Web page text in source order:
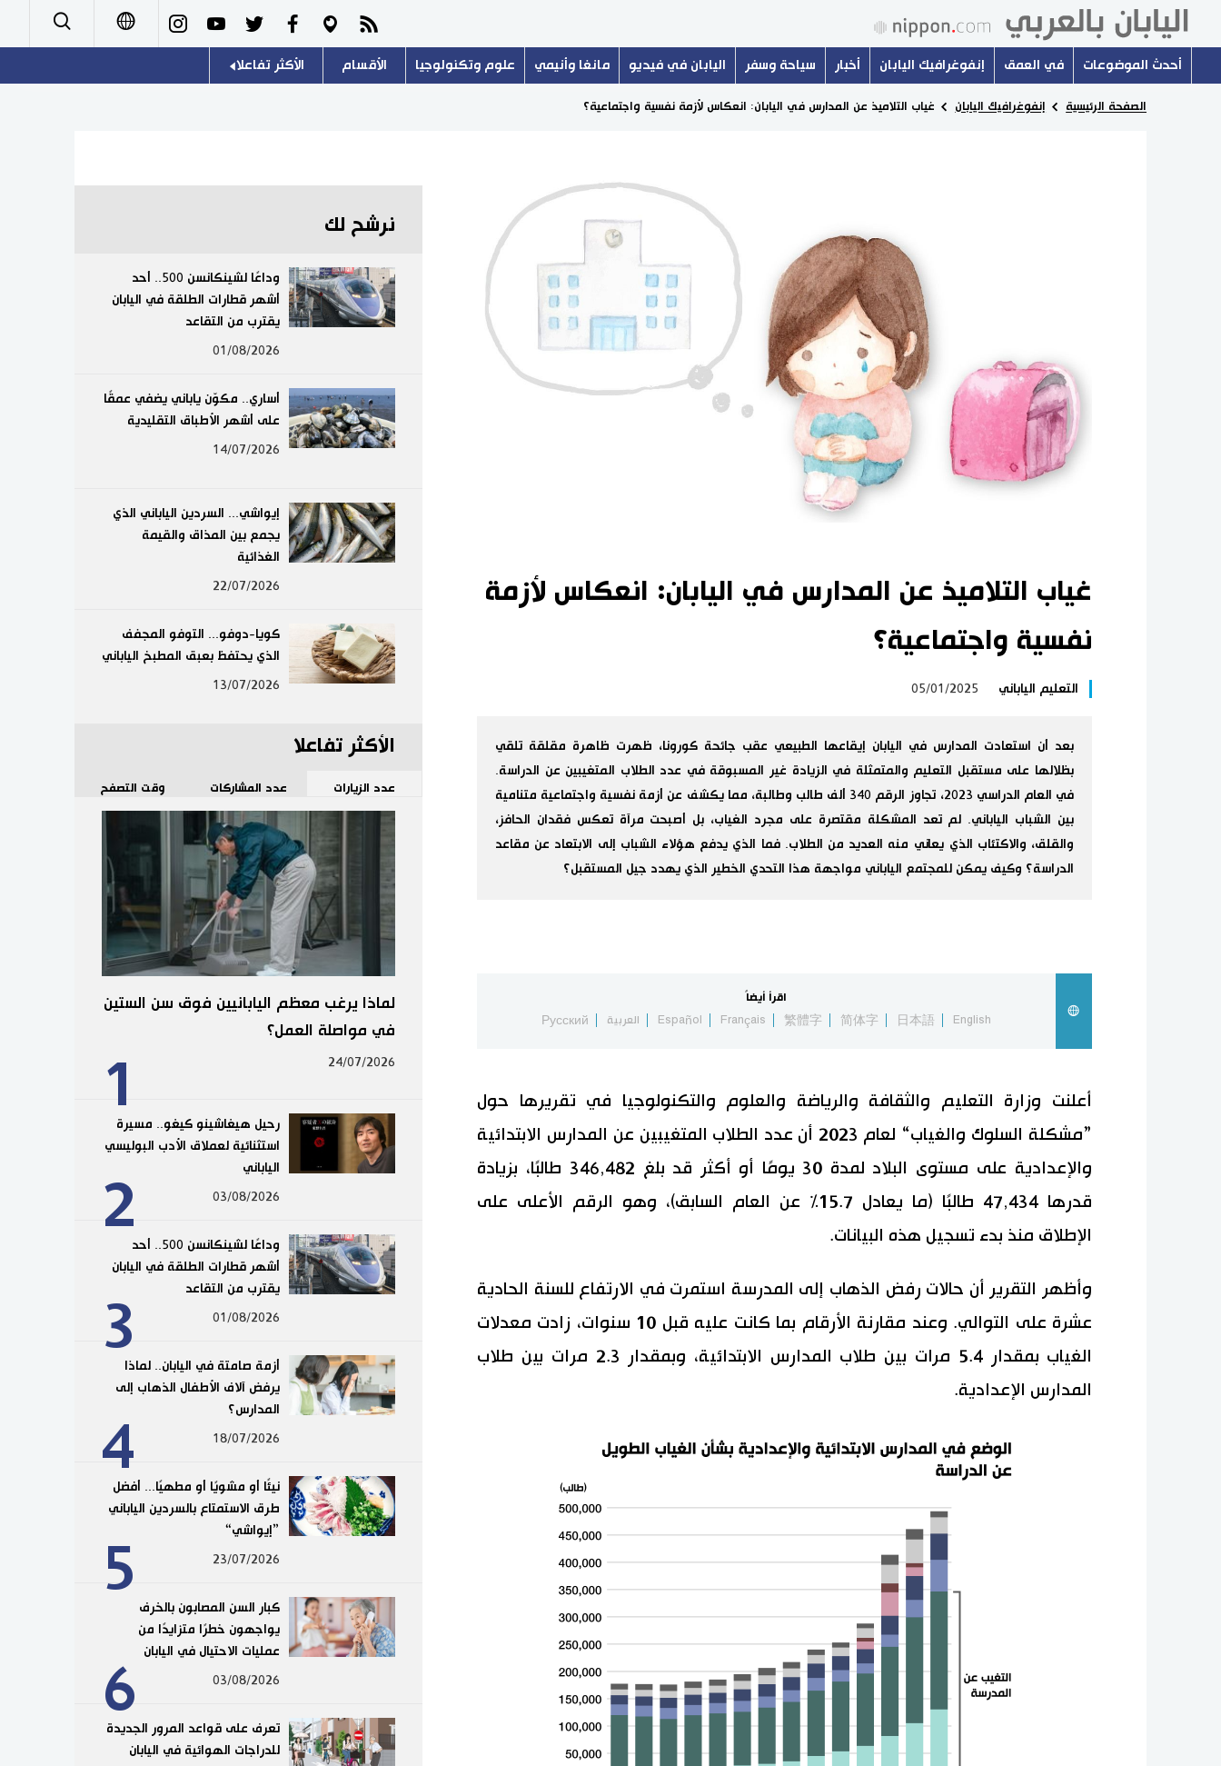
Español
أحدث الموضوعات في العمق إنفوغرافيك اليابان أخبار سياحة وسفر اليابان في فيديو مانغا وأنيمي علوم وتكنولوجيا الأقسام
اقتصاد
لايف ستايل
إعلان
الأكثر تفاعلا
الصفحة الرئيسية إنفوغرافيك اليابان غياب التلاميذ عن المدارس في اليابان: انعكاس لأزمة نفسية واجتماعية؟
غياب التلاميذ عن المدارس في اليابان: انعكاس لأزمة
نفسية واجتماعية؟
التعليم الياباني 05/01/2025
بعد أن استعادت المدارس في اليابان إيقاعها الطبيعي عقب جائحة كورونا، ظهرت ظاهرة مقلقة تلقي
بظلالها على مستقبل التعليم والمتمثلة في الزيادة غير المسبوقة في عدد الطلاب المتغيبين عن الدراسة.
في العام الدراسي 2023، تجاوز الرقم 340 ألف طالب وطالبة، مما يكشف عن أزمة نفسية واجتماعية متنامية
بين الشباب الياباني. لم تعد المشكلة مقتصرة على مجرد الغياب، بل أصبحت مرآة تعكس فقدان الحافز،
والقلق، والاكتئاب الذي يعاني منه العديد من الطلاب. فما الذي يدفع هؤلاء الشباب إلى الابتعاد عن مقاعد
الدراسة؟ وكيف يمكن للمجتمع الياباني مواجهة هذا التحدي الخطير الذي يهدد جيل المستقبل؟
اقرأ أيضاً
English
日本語
简体字
繁體字
Français
Español العربية Русский
أعلنت وزارة التعليم والثقافة والرياضة والعلوم والتكنولوجيا في تقريرها حول
”مشكلة السلوك والغياب“ لعام 2023 أن عدد الطلاب المتغيبين عن المدارس الابتدائية
والإعدادية على مستوى البلاد لمدة 30 يومًا أو أكثر قد بلغ 346,482 طالبًا، بزيادة
قدرها 47,434 طالبًا (ما يعادل 15.7% عن العام السابق)، وهو الرقم الأعلى على
الإطلاق منذ بدء تسجيل هذه البيانات.
وأظهر التقرير أن حالات رفض الذهاب إلى المدرسة استمرت في الارتفاع للسنة الحادية
عشرة على التوالي. وعند مقارنة الأرقام بما كانت عليه قبل 10 سنوات، زادت معدلات
الغياب بمقدار 5.4 مرات بين طلاب المدارس الابتدائية، وبمقدار 2.3 مرات بين طلاب
المدارس الإعدادية.
نرشح لك
وداعًا لشينكانسن 500.. أحد
أشهر قطارات الطلقة في اليابان
يقترب من التقاعد
01/08/2026
أساري.. مكوّن ياباني يضفي عمقًا
على أشهر الأطباق التقليدية
14/07/2026
إيواشي... السردين الياباني الذي
يجمع بين المذاق والقيمة
الغذائية
22/07/2026
كويا-دوفو... التوفو المجفف
الذي يحتفظ بعبق المطبخ الياباني
13/07/2026
الأكثر تفاعلا
عدد الزيارات عدد المشاركات وقت التصفح
1
لماذا يرغب معظم اليابانيين فوق سن الستين
في مواصلة العمل؟
24/07/2026
2
رحيل هيغاشينو كيغو.. مسيرة
استثنائية لعملاق الأدب البوليسي
الياباني
03/08/2026
3
وداعًا لشينكانسن 500.. أحد
أشهر قطارات الطلقة في اليابان
يقترب من التقاعد
01/08/2026
4
أزمة صامتة في اليابان.. لماذا
يرفض آلاف الأطفال الذهاب إلى
المدارس؟
18/07/2026
5
نيئًا أو مشويًا أو مطهيًا... أفضل
طرق الاستمتاع بالسردين الياباني
”إيواشي“
23/07/2026
6
كبار السن المصابون بالخرف
يواجهون خطرًا متزايدًا من
عمليات الاحتيال في اليابان
03/08/2026
تعرف على قواعد المرور الجديدة
للدراجات الهوائية في اليابان